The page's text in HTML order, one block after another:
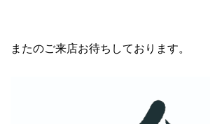
またのご来店お待ちしております。